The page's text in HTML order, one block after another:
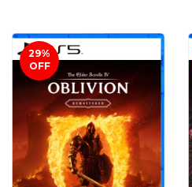
29%
OFF